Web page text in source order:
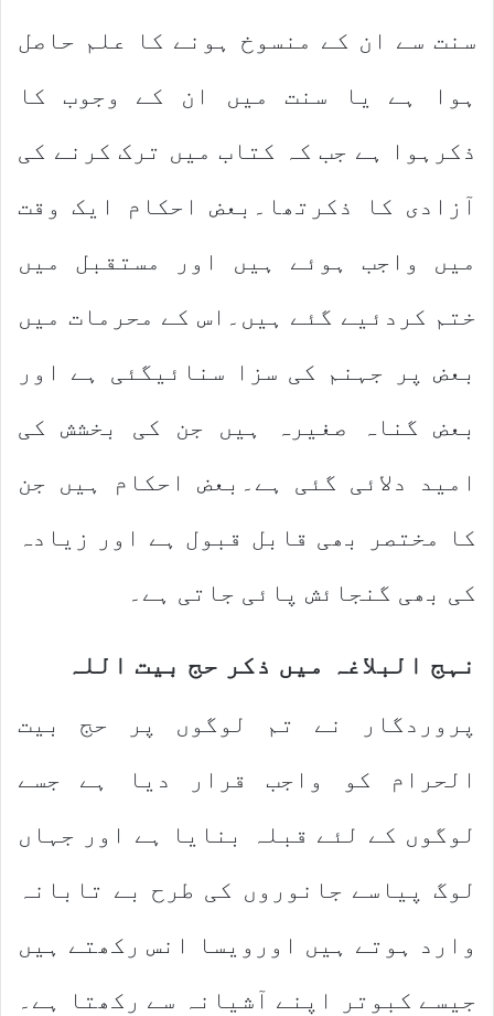
سنت سے ان کے منسوخ ہونے کا علم حاصل
ہوا ہے یا سنت میں ان کے وجوب کا
ذکرہوا ہے جب کہ کتاب میں ترک کرنے کی
آزادی کا ذکرتھا۔بعض احکام ایک وقت
میں واجب ہوئے ہیں اور مستقبل میں
ختم کردئیے گئے ہیں۔اس کے محرمات میں
بعض پر جہنم کی سزا سنائیگئی ہے اور
بعض گناہ صغیرہ ہیں جن کی بخشش کی
امید دلائی گئی ہے۔بعض احکام ہیں جن
کا مختصر بھی قابل قبول ہے اور زیادہ
کی بھی گنجائش پائی جاتی ہے۔
نہج البلاغہ میں ذکر حج بیت اللہ
پروردگار نے تم لوگوں پر حج بیت
الحرام کو واجب قرار دیا ہے جسے
لوگوں کے لئے قبلہ بنایا ہے اور جہاں
لوگ پیاسے جانوروں کی طرح بے تابانہ
وارد ہوتے ہیں اورویسا انس رکھتے ہیں
جیسے کبوتر اپنے آشیانہ سے رکھتا ہے۔